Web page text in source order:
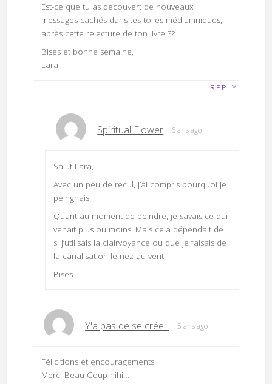
Est-ce que tu as découvert de nouveaux
messages cachés dans tes toiles médiumniques,
après cette relecture de ton livre ??
Bises et bonne semaine,
Lara
REPLY
Spiritual Flower 6 ans ago
Salut Lara,
Avec un peu de recul, j’ai compris pourquoi je
peingnais.
Quant au moment de peindre, je savais ce qui
venait plus ou moins. Mais cela dépendait de
si j’utilisais la clairvoyance ou que je faisais de
la canalisation le nez au vent.
Bises
Y'a pas de se crée... 5 ans ago
Félicitions et encouragements
Merci Beau Coup hihi…